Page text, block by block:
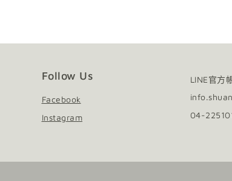
Follow Us
Facebook
Instagram
LINE官方
04-